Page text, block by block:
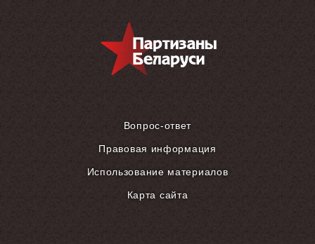
Вопрос-ответ
Правовая информация
Использование материалов
Карта сайта